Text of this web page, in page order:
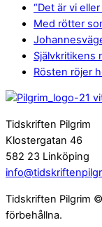
“Det är vi eller
Med rötter
Självkritikens
Rösten röjer
Tidskriften Pilgrim
Klostergatan 46
582 23 Linköping
Tidskriften Pilgrim
förbehållna.